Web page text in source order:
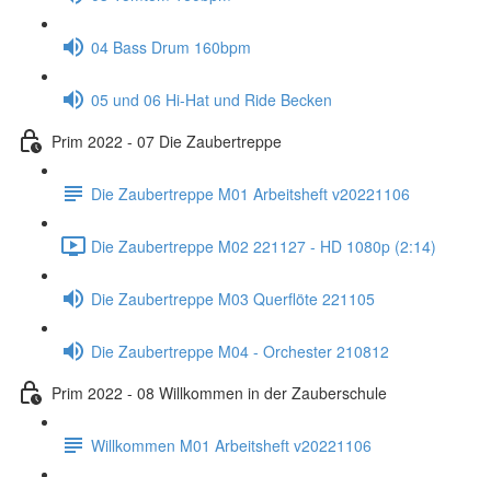
04 Bass Drum 160bpm
05 und 06 Hi-Hat und Ride Becken
Prim 2022 - 07 Die Zaubertreppe
Die Zaubertreppe M01 Arbeitsheft v20221106
Die Zaubertreppe M02 221127 - HD 1080p (2:14)
Die Zaubertreppe M03 Querflöte 221105
Die Zaubertreppe M04 - Orchester 210812
Prim 2022 - 08 Willkommen in der Zauberschule
Willkommen M01 Arbeitsheft v20221106